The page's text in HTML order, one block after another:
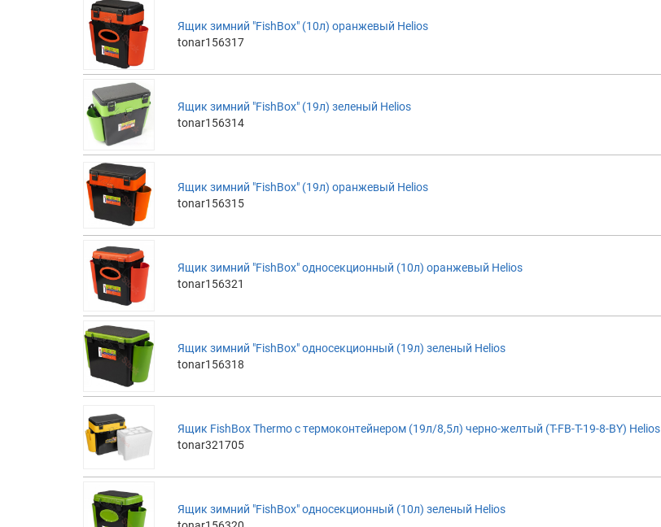
Ящик зимний "FishBox" (10л) оранжевый Helios
tonar156317
Ящик зимний "FishBox" (19л) зеленый Helios
tonar156314
Ящик зимний "FishBox" (19л) оранжевый Helios
tonar156315
Ящик зимний "FishBox" односекционный (10л) оранжевый Helios
tonar156321
Ящик зимний "FishBox" односекционный (19л) зеленый Helios
tonar156318
Ящик FishBox Thermo с термоконтейнером (19л/8,5л) черно-желтый (T-FB-T-19-8-BY) Helios
tonar321705
Ящик зимний "FishBox" односекционный (10л) зеленый Helios